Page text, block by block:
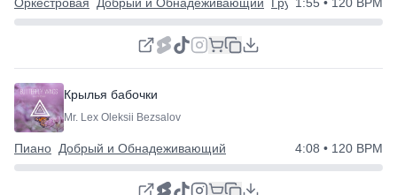
Крылья бабочки
Mr. Lex Oleksii Bezsalov
Пиано Добрый и Обнадеживающий 4:08 • 120 BPM